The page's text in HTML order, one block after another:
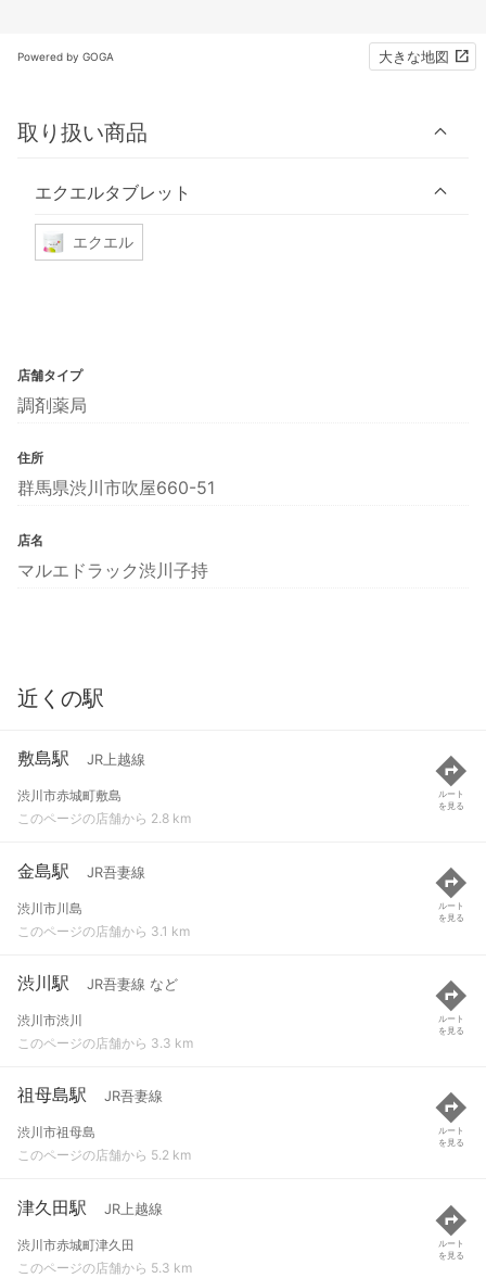
Powered by GOGA 大きな地図
取り扱い商品
エクエルタブレット
エクエル
店舗タイプ
調剤薬局
住所
群馬県渋川市吹屋660-51
店名
マルエドラック渋川子持
近くの駅
敷島駅 JR上越線
渋川市赤城町敷島
このページの店舗から 2.8 km
ルート
を見る
金島駅 JR吾妻線
渋川市川島
このページの店舗から 3.1 km
ルート
を見る
渋川駅 JR吾妻線 など
渋川市渋川
このページの店舗から 3.3 km
ルート
を見る
祖母島駅 JR吾妻線
渋川市祖母島
このページの店舗から 5.2 km
ルート
を見る
津久田駅 JR上越線
渋川市赤城町津久田
このページの店舗から 5.3 km
ルート
を見る